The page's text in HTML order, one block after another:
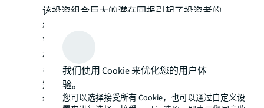
该投资组合巨大的潜在回报引起了投资者的
极大兴趣。仲量联行通过综合全面的市场营
销流程和对谈判过程的全方位支持来锁定目
标投资者。
考虑到该投资组合的地理分布之广，能在短
短15个工作日内就完成交易，在整个行业里
都是十分震撼的。仲量联行能够在短时间内
我们使用 Cookie 来优化您的用户体
验。
您可以选择接受所有 Cookie，也可以通过自定义设